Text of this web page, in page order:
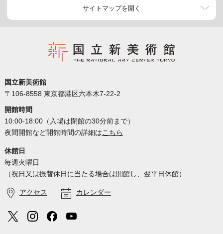
サイトマップを開く
国立新美術館
〒106-8558 東京都港区六本木7-22-2
開館時間
10:00-18:00（入場は閉館の30分前まで）
夜間開館など開館時間の詳細はこちら
休館日
毎週火曜日
（祝日又は振替休日に当たる場合は開館し、翌平日休館）
アクセス カレンダー